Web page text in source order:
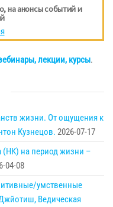
на анонсы событий и
лекции, курсы.
жизни. От ощущения к
Кузнецов. 2026-07-17
(НК) на период жизни –
04-08
умственные
Ведическая